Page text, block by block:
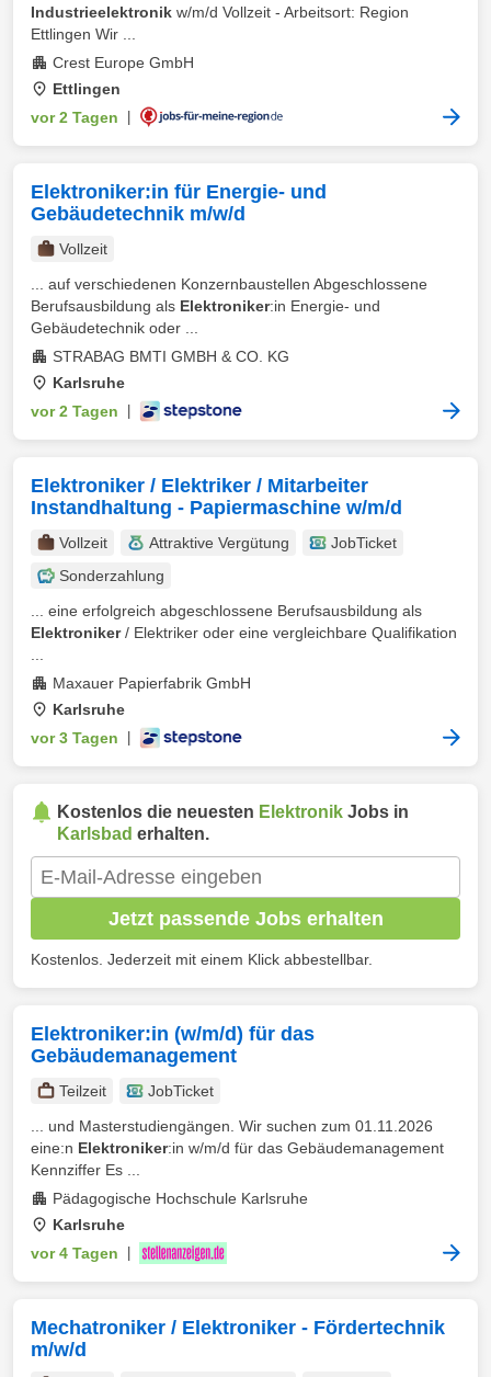
Industrieelektronik w/m/d Vollzeit - Arbeitsort: Region
Ettlingen Wir ...
Crest Europe GmbH
Ettlingen
vor 2 Tagen
Elektroniker:in für Energie- und
Gebäudetechnik m/w/d
Vollzeit
... auf verschiedenen Konzernbaustellen Abgeschlossene
Berufsausbildung als Elektroniker:in Energie- und
Gebäudetechnik oder ...
STRABAG BMTI GMBH & CO. KG
Karlsruhe
vor 2 Tagen
Elektroniker / Elektriker / Mitarbeiter
Instandhaltung - Papiermaschine w/m/d
Vollzeit Attraktive Vergütung
JobTicket
Sonderzahlung
... eine erfolgreich abgeschlossene Berufsausbildung als
Elektroniker/ Elektriker oder eine vergleichbare Qualifikation
Maxauer Papierfabrik GmbH
Karlsruhe
vor 3 Tagen
Kostenlos die neuesten Elektronik Jobs in
Karlsbad erhalten.
Jetzt passende Jobs erhalten
Kostenlos. Jederzeit mit einem Klick abbestellbar.
Elektroniker:in (w/m/d) für das
Gebäudemanagement
Teilzeit
JobTicket
... und Masterstudiengängen. Wir suchen zum 01.11.2026
eine:n Elektroniker:in w/m/d für das Gebäudemanagement
Kennziffer Es ...
Pädagogische Hochschule Karlsruhe
Karlsruhe
vor 4 Tagen
Mechatroniker / Elektroniker - Fördertechnik
m/w/d